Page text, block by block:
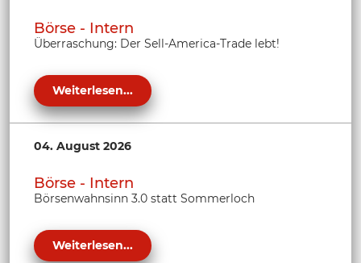
Börse - Intern
Überraschung: Der Sell-America-Trade lebt!
Weiterlesen...
04. August 2026
Börse - Intern
Börsenwahnsinn 3.0 statt Sommerloch
Weiterlesen...